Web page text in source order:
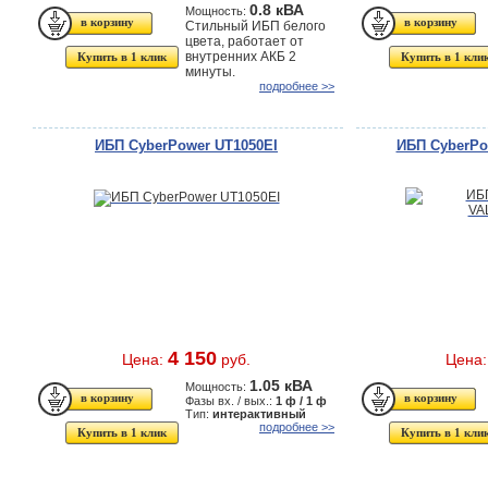
Купить в 1 клик
Мощность: 0.8 кВА
Стильный ИБП белого
цвета, работает от
внутренних АКБ 2
минуты.
подробнее >>
Купить в 1
ИБП CyberPower UT1050EI
Цена: 4 150 руб.
Купить в 1 клик
Мощность: 1.05 кВА
Фазы вх. / вых.: 1 ф / 1 ф
Тип: интерактивный
подробнее >>
ИБП
Купить в 1